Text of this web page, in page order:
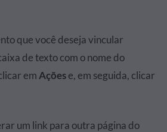
que você deseja vincular
de texto com o nome do
em Açõese, em seguida, clicar
um link para outra página do